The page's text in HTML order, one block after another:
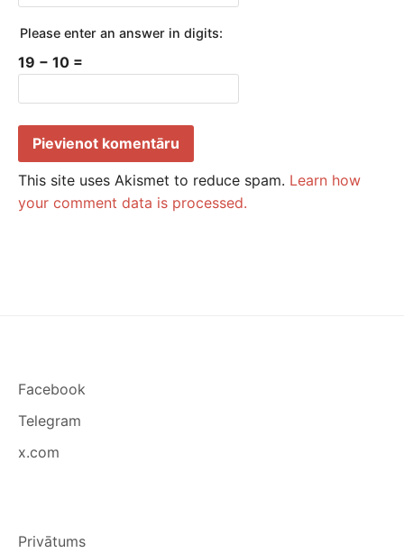
Please enter an answer in digits:
19 − 10 =
This site uses Akismet to reduce spam. Learn how
your comment data is processed.
Facebook
Telegram
x.com
Privātums